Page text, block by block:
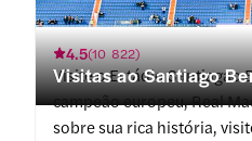
Visitas ao Santiago
4.5(10 822)
Visite o Estádio Santiagao
campeão europeu, Real
sobre sua rica história,